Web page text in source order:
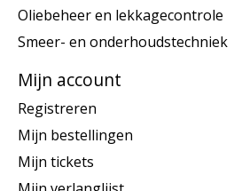
Oliebeheer en lekkagecontrole
Smeer- en onderhoudstechniek
Mijn account
Registreren
Mijn bestellingen
Mijn tickets